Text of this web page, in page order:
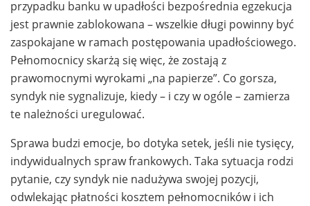
przypadku banku w upadłości bezpośrednia egzekucja
jest prawnie zablokowana – wszelkie długi powinny być
zaspokajane w ramach postępowania upadłościowego.
Pełnomocnicy skarżą się więc, że zostają z
prawomocnymi wyrokami „na papierze”. Co gorsza,
syndyk nie sygnalizuje, kiedy – i czy w ogóle – zamierza
te należności uregulować.
Sprawa budzi emocje, bo dotyka setek, jeśli nie tysięcy,
indywidualnych spraw frankowych. Taka sytuacja rodzi
pytanie, czy syndyk nie nadużywa swojej pozycji,
odwlekając płatności kosztem pełnomocników i ich